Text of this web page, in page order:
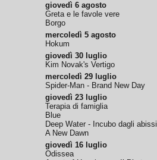
giovedì 6 agosto
Greta e le favole vere
Borgo
mercoledì 5 agosto
Hokum
giovedì 30 luglio
Kim Novak's Vertigo
mercoledì 29 luglio
Spider-Man - Brand New Day
giovedì 23 luglio
Terapia di famiglia
Blue
Deep Water - Incubo dagli abissi
A New Dawn
giovedì 16 luglio
Odissea